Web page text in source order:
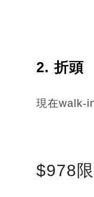
2. 折頭
現在walk-
$978